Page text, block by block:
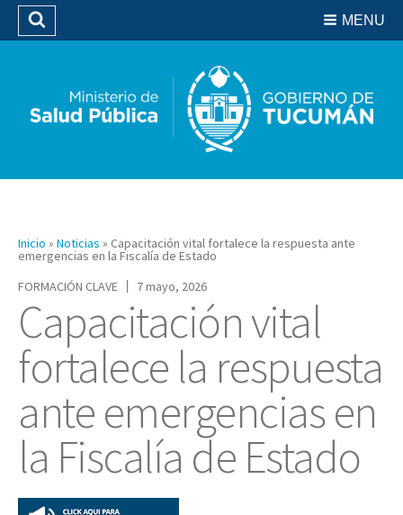
Biblioteca
MENU
Buscar
Inicio » Noticias » Capacitación vital fortalece la respuesta ante
emergencias en la Fiscalía de Estado
FORMACIÓN CLAVE
7 mayo, 2026
Capacitación vital
fortalece la respuesta
ante emergencias en
la Fiscalía de Estado